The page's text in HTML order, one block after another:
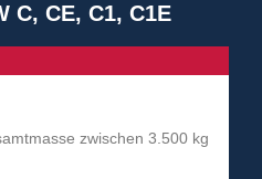
C, CE, C1, C1E
zwischen 3.500 kg